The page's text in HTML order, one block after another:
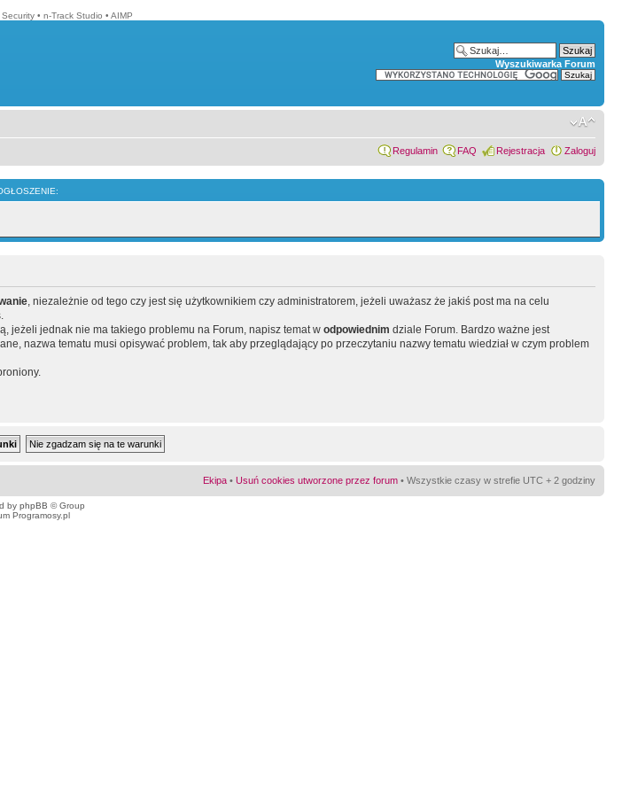
• n-Track Studio • AIMP
Wyszukiwarka Forum
Regulamin FAQ Rejestracja Zaloguj
, niezależnie od tego czy jest się użytkownikiem czy administratorem, jeżeli uważasz że jakiś post ma na celu
jeżeli jednak nie ma takiego problemu na Forum, napisz temat w odpowiednim dziale Forum. Bardzo ważne jest
nazwa tematu musi opisywać problem, tak aby przeglądający po przeczytaniu nazwy tematu wiedział w czym problem
Ekipa • Usuń cookies utworzone przez forum • Wszystkie czasy w strefie UTC + 2 godziny
by phpBB © Group
Programosy.pl